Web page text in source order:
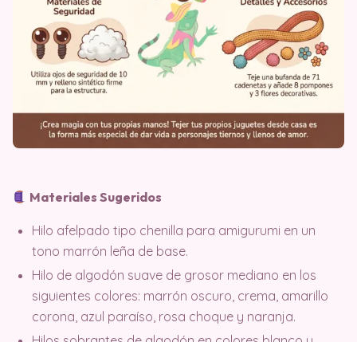
Materiales Sugeridos
Hilo afelpado tipo chenilla para amigurumi en un
tono marrón leña de base.
Hilo de algodón suave de grosor mediano en los
siguientes colores: marrón oscuro, crema, amarillo
corona, azul paraíso, rosa choque y naranja.